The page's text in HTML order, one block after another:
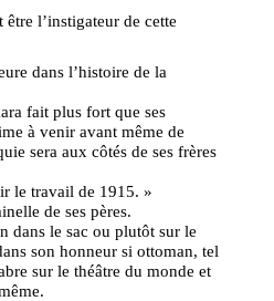
l’instigateur de cette
dans l’histoire de la
fait plus fort que ses
à venir avant même de
sera aux côtés de ses frères
le travail de 1915. »
de ses pères.
dans le sac ou plutôt sur le
son honneur si ottoman, tel
sur le théâtre du monde et